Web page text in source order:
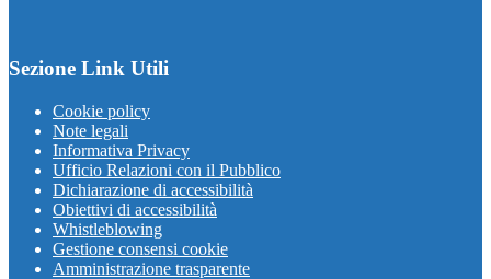
Sezione Link Utili
Cookie policy
Note legali
Informativa Privacy
Ufficio Relazioni con il Pubblico
Dichiarazione di accessibilità
Obiettivi di accessibilità
Whistleblowing
Gestione consensi cookie
Amministrazione trasparente